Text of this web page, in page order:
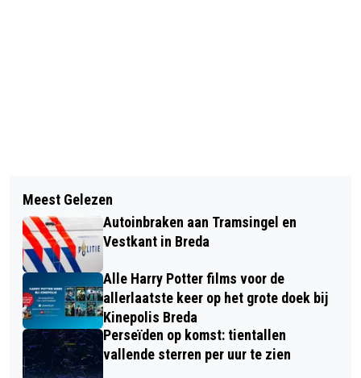
GETUIGEN OPROEP STEEKINCIDENT
MCDONALD'S AAN DE
KARNEMELKSTRAAT BREDA
GETUIGEN GEZOCHT VAN VERNIELING
VAN PORSCHE IN PARKEERGARAGE
DE PRINS
Meest Gelezen
Autoinbraken aan Tramsingel en
Vestkant in Breda
Alle Harry Potter films voor de
allerlaatste keer op het grote doek bij
Kinepolis Breda
Perseïden op komst: tientallen
vallende sterren per uur te zien